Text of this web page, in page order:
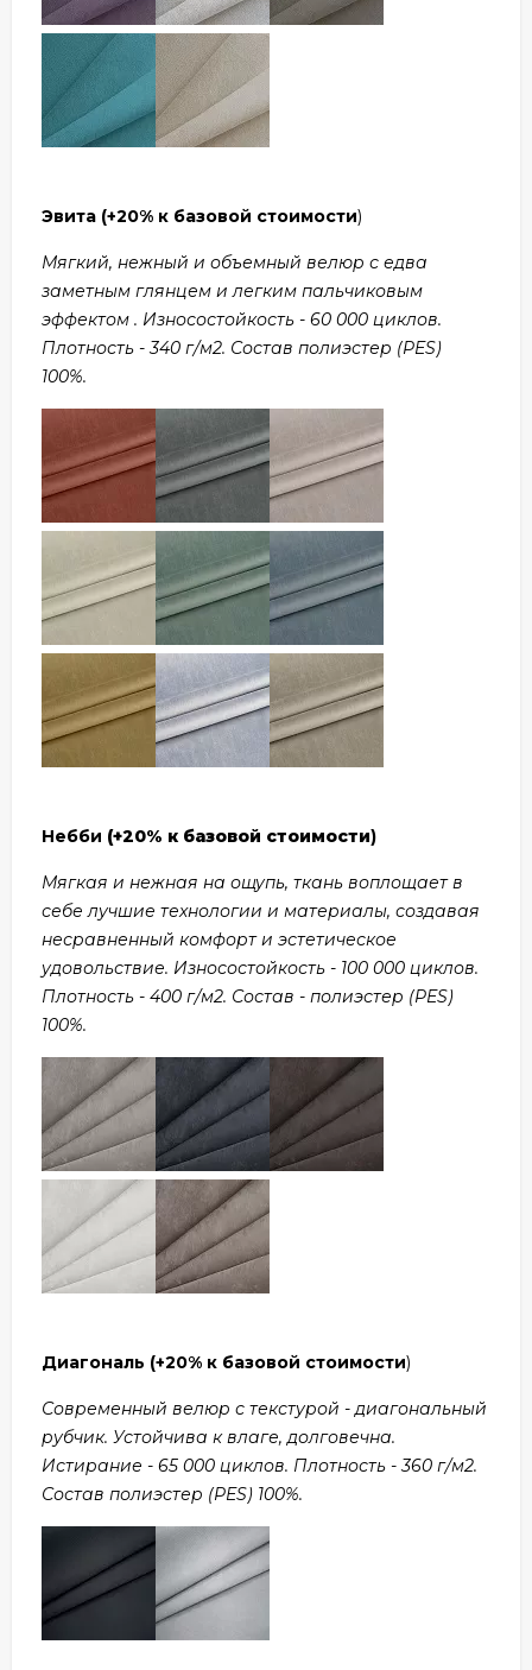
Эвита (+20% к базовой стоимости)
Мягкий, нежный и объемный велюр с едва
заметным глянцем и легким пальчиковым
эффектом . Износостойкость - 60 000 циклов.
Плотность - 340 г/м2. Состав полиэстер (PES)
100%.
Небби (+20% к базовой стоимости)
Мягкая и нежная на ощупь, ткань воплощает в
себе лучшие технологии и материалы, создавая
несравненный комфорт и эстетическое
удовольствие. Износостойкость - 100 000 циклов.
Плотность - 400 г/м2. Состав - полиэстер (PES)
100%.
Диагональ (+20% к базовой стоимости)
Современный велюр с текстурой - диагональный
рубчик. Устойчива к влаге, долговечна.
Истирание - 65 000 циклов. Плотность - 360 г/м2.
Состав полиэстер (PES) 100%.